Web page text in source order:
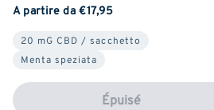
A partire da €17,95
20 mG CBD / sacchetto
Menta speziata
Épuisé